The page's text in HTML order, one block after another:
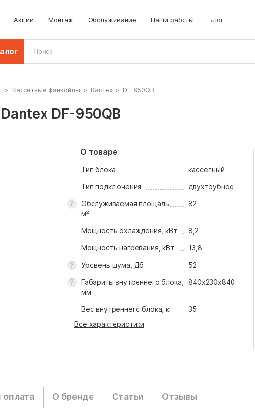
Акции Монтаж Обслуживание Наши работы Блог
Крышные кондиционеры
> Кассетные фанкойлы > Dantex > DF-950QB
DF-950QB
О товаре
Тип блока кассетный
Тип подключения двухтрубное
Обслуживаемая площадь,
м²
82
Мощность охлаждения, кВт 8,2
Мощность нагревания, кВт 13,8
Уровень шума, Дб 52
Габариты внутреннего блока,
мм
840х230х840
Вес внутреннего блока, кг
35
Все характеристики
оплата О бренде Статьи Отзывы